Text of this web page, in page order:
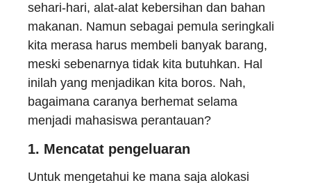
sehari-hari, alat-alat kebersihan dan bahan
makanan. Namun sebagai pemula seringkali
kita merasa harus membeli banyak barang,
meski sebenarnya tidak kita butuhkan. Hal
inilah yang menjadikan kita boros. Nah,
bagaimana caranya berhemat selama
menjadi mahasiswa perantauan?
1. Mencatat pengeluaran
Untuk mengetahui ke mana saja alokasi